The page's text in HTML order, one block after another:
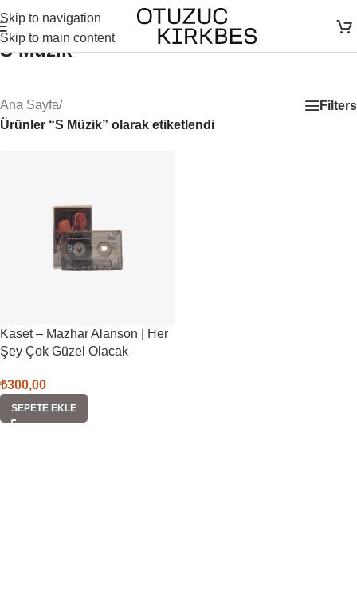
Skip to navigation
Skip to main content
S Müzik
Ana Sayfa/
Ürünler “S Müzik” olarak etiketlendi
Filters
Kaset – Mazhar Alanson | Her
Şey Çok Güzel Olacak
₺300,00
SEPETE EKLE